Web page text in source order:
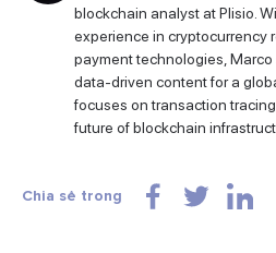
blockchain analyst at Plisio.
experience in cryptocurrency
payment technologies,
data-driven content for a
focuses on transaction
future of blockchain
Chia sẻ trong